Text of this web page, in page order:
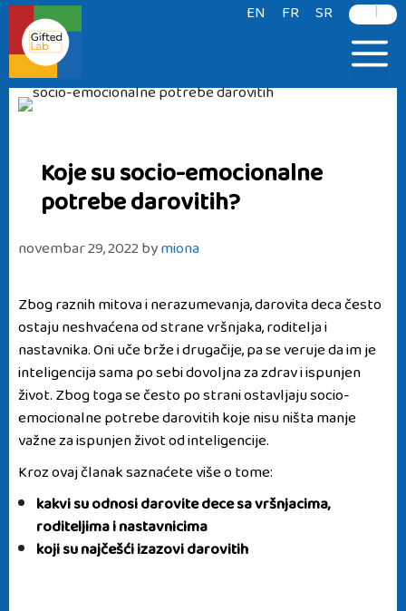
EN FR SR |
content
Koje su socio-emocionalne
potrebe darovitih?
novembar 29, 2022bymiona
Zbog raznih mitova i nerazumevanja, darovita deca često
ostaju neshvaćena od strane vršnjaka, roditelja i
nastavnika. Oni uče brže i drugačije, pa se veruje da im je
inteligencija sama po sebi dovoljna za zdrav i ispunjen
život. Zbog toga se često po strani ostavljaju socio-
emocionalne potrebe darovitih koje nisu ništa manje
važne za ispunjen život od inteligencije.
Kroz ovaj članak saznaćete više o tome:
kakvi su odnosi darovite dece sa vršnjacima,
roditeljima i nastavnicima
koji su najčešći izazovi darovitih